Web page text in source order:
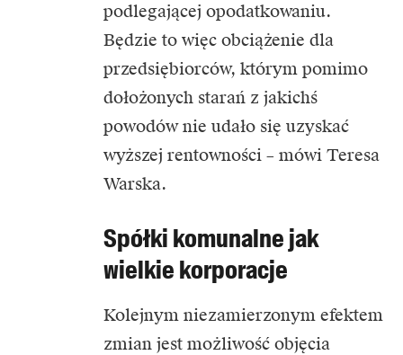
podlegającej opodatkowaniu.
Będzie to więc obciążenie dla
przedsiębiorców, którym pomimo
dołożonych starań z jakichś
powodów nie udało się uzyskać
wyższej rentowności – mówi Teresa
Warska.
Spółki komunalne jak
wielkie korporacje
Kolejnym niezamierzonym efektem
zmian jest możliwość objęcia